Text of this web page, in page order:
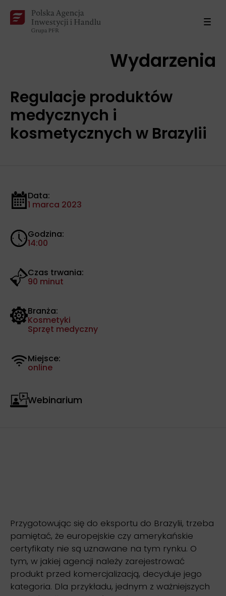
Wydarzenia
Regulacje produktów
medycznych i
kosmetycznych w Brazylii
Data:
1 marca 2023
Godzina:
14:00
Czas trwania:
90 minut
Branża:
Kosmetyki
Sprzęt medyczny
Miejsce:
online
Webinarium
Przygotowując się do eksportu do Brazylii, trzeba
pamiętać, że europejskie czy amerykańskie
certyfikaty nie są uznawane na tym rynku. O
tym, w jakiej agencji należy zarejestrować
produkt przed komercjalizacją, decyduje jego
kategoria. Dla przykładu, jednym z ważniejszych